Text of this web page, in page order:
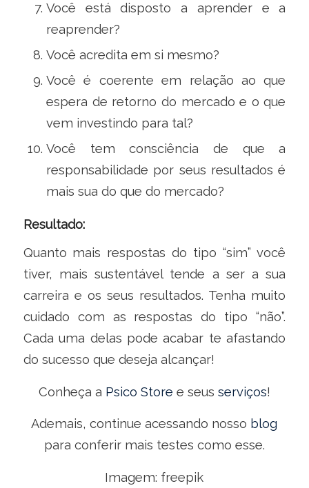
Você está disposto a aprender e a
reaprender?
Você acredita em si mesmo?
Você é coerente em relação ao que
espera de retorno do mercado e o que
vem investindo para tal?
Você tem consciência de que a
responsabilidade por seus resultados é
mais sua do que do mercado?
Resultado:
Quanto mais respostas do tipo “sim” você
tiver, mais sustentável tende a ser a sua
carreira e os seus resultados. Tenha muito
cuidado com as respostas do tipo “não”.
Cada uma delas pode acabar te afastando
do sucesso que deseja alcançar!
Conheça a Psico Store e seus serviços!
Ademais, continue acessando nosso blog
para conferir mais testes como esse.
Imagem: freepik